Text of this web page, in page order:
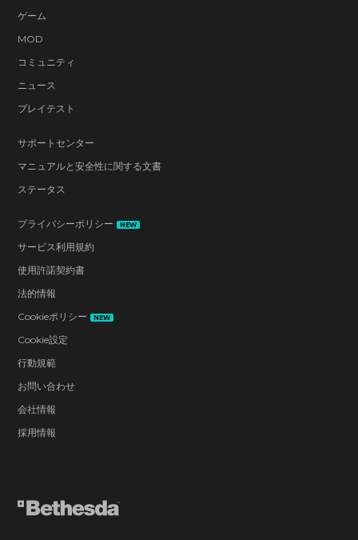
ゲーム
MOD
コミュニティ
ニュース
プレイテスト
サポートセンター
マニュアルと安全性に関する文書
ステータス
プライバシーポリシー NEW
サービス利用規約
使用許諾契約書
法的情報
Cookieポリシー
NEW
Cookie設定
行動規範
お問い合わせ
会社情報
採用情報